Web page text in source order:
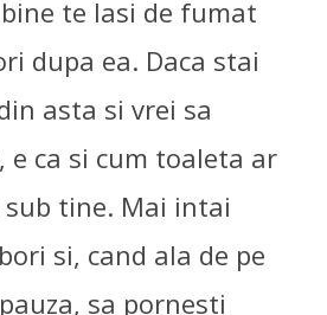
PERFECT DE
,OAMENI IN JUR,
23/12/2009
te lasi de fumat
dupa ea. Daca stai
asta si vrei sa
e ca si cum toaleta ar
tine. Mai intai
si, cand ala de pe
sa pornesti